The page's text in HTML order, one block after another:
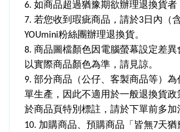
6. 如商品超過猶豫期欲辦理退換貨者
7. 若您收到瑕疵商品，請於3日內（
YOUmini粉絲團辦理退換貨。
8. 商品圖檔顏色因電腦螢幕設定差異
以實際商品顏色為準，請見諒。
9. 部分商品（公仔、客製商品等）為
單生產，因此不適用於一般退換貨政
於商品頁特別標註，請於下單前多加
10. 加購商品、預購商品「皆無7天